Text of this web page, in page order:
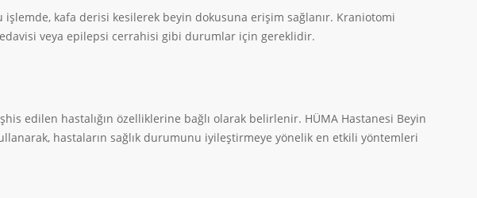
kafa derisi kesilerek beyin dokusuna erişim sağlanır. Kraniotomi
veya epilepsi cerrahisi gibi durumlar için gereklidir.
edilen hastalığın özelliklerine bağlı olarak belirlenir. HÜMA Hastanesi Beyin
hastaların sağlık durumunu iyileştirmeye yönelik en etkili yöntemleri